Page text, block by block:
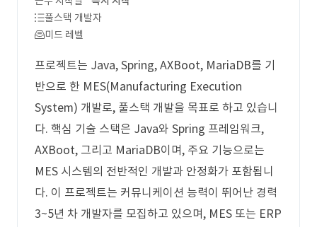
풀스택 개발자
미드 레벨
프로젝트는 Java, Spring, AXBoot, MariaDB를 기
반으로 한 MES(Manufacturing Execution
System) 개발로, 풀스택 개발을 목표로 하고 있습니
다. 핵심 기술 스택은 Java와 Spring 프레임워크,
AXBoot, 그리고 MariaDB이며, 주요 기능으로는
MES 시스템의 전반적인 개발과 안정화가 포함됩니
다. 이 프로젝트는 커뮤니케이션 능력이 뛰어난 경력
3~5년 차 개발자를 모집하고 있으며, MES 또는 ERP